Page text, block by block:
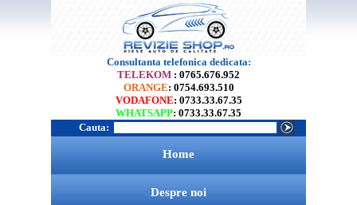
Consultanta telefonica dedicata:
TELEKOM : 0765.676.952
ORANGE: 0754.693.510
VODAFONE: 0733.33.67.35
WHATSAPP: 0733.33.67.35
Cauta:
Home
Despre noi